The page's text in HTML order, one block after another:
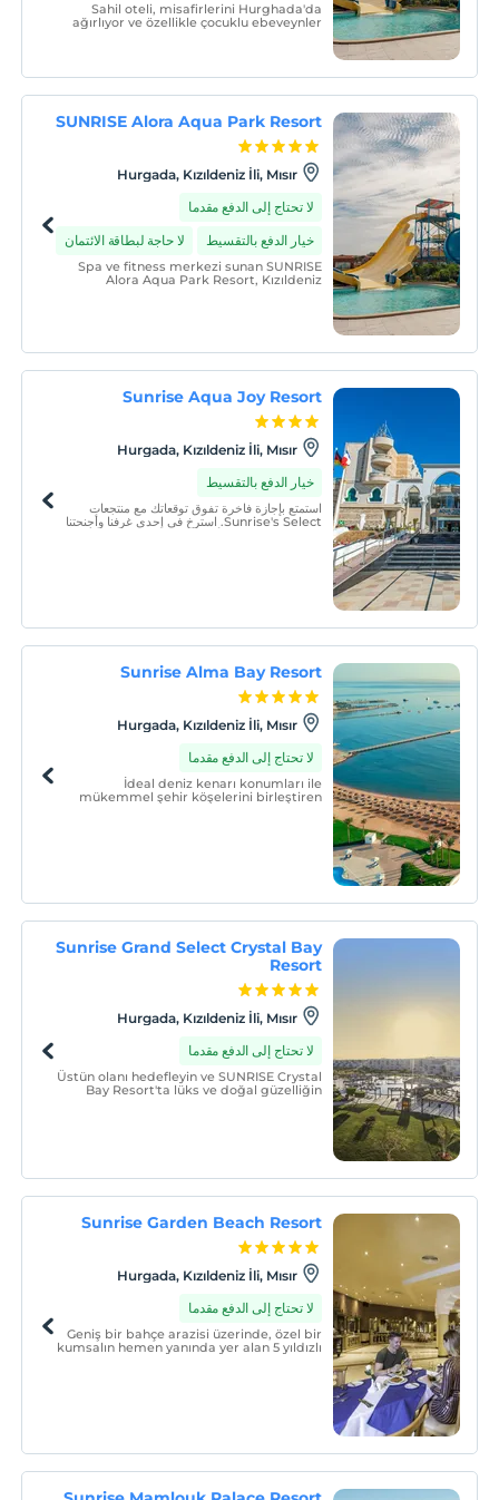
Sahil oteli, misafirlerini Hurghada'da
ağırlıyor ve özellikle çocuklu ebeveynler
SUNRISE Alora Aqua Park Resort
Hurgada, Kızıldeniz İli, Mısır
لا تحتاج إلى الدفع مقدما
خيار الدفع بالتقسيط
لا حاجة لبطاقة الائتمان
Spa ve fitness merkezi sunan SUNRISE
Alora Aqua Park Resort, Kızıldeniz
Sunrise Aqua Joy Resort
Hurgada, Kızıldeniz İli, Mısır
خيار الدفع بالتقسيط
استمتع بإجازة فاخرة تفوق توقعاتك مع منتجعات
Sunrise's Select. استرخ في إحدى غرفنا وأجنحتنا
Sunrise Alma Bay Resort
Hurgada, Kızıldeniz İli, Mısır
لا تحتاج إلى الدفع مقدما
İdeal deniz kenarı konumları ile
mükemmel şehir köşelerini birleştiren
Sunrise Grand Select Crystal Bay
Resort
Hurgada, Kızıldeniz İli, Mısır
لا تحتاج إلى الدفع مقدما
Üstün olanı hedefleyin ve SUNRISE Crystal
Bay Resort'ta lüks ve doğal güzelliğin
Sunrise Garden Beach Resort
Hurgada, Kızıldeniz İli, Mısır
لا تحتاج إلى الدفع مقدما
Geniş bir bahçe arazisi üzerinde, özel bir
kumsalın hemen yanında yer alan 5 yıldızlı